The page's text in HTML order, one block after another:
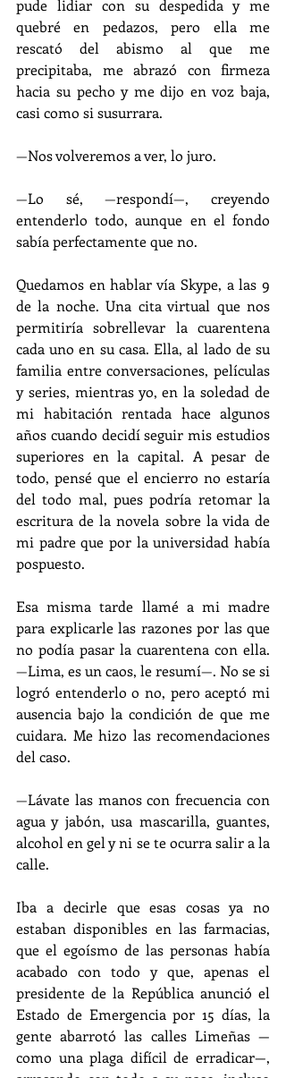
pude lidiar con su despedida y me
quebré en pedazos, pero ella me
rescató del abismo al que me
precipitaba, me abrazó con firmeza
hacia su pecho y me dijo en voz baja,
casi como si susurrara.
—Nos volveremos a ver, lo juro.
—Lo sé, —respondí—, creyendo
entenderlo todo, aunque en el fondo
sabía perfectamente que no.
Quedamos en hablar vía Skype, a las 9
de la noche. Una cita virtual que nos
permitiría sobrellevar la cuarentena
cada uno en su casa. Ella, al lado de su
familia entre conversaciones, películas
y series, mientras yo, en la soledad de
mi habitación rentada hace algunos
años cuando decidí seguir mis estudios
superiores en la capital. A pesar de
todo, pensé que el encierro no estaría
del todo mal, pues podría retomar la
escritura de la novela sobre la vida de
mi padre que por la universidad había
pospuesto.
Esa misma tarde llamé a mi madre
para explicarle las razones por las que
—Lima, es un caos, le resumí—. No se si
logró entenderlo o no, pero aceptó mi
ausencia bajo la condición de que me
cuidara. Me hizo las recomendaciones
del caso.
—Lávate las manos con frecuencia con
agua y jabón, usa mascarilla, guantes,
alcohol en gel y ni se te ocurra salir a la
calle.
Iba a decirle que esas cosas ya no
estaban disponibles en las farmacias,
que el egoísmo de las personas había
acabado con todo y que, apenas el
presidente de la República anunció el
Estado de Emergencia por 15 días, la
gente abarrotó las calles Limeñas —
como una plaga difícil de erradicar—,